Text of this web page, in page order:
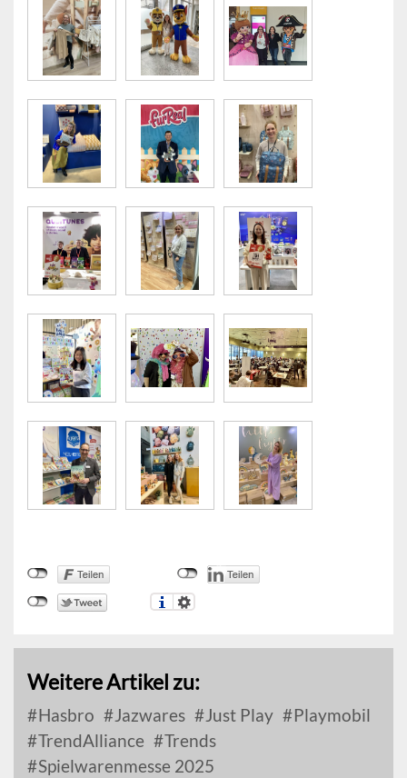
Weitere Artikel zu:
Hasbro Jazwares Just Play
Playmobil
TrendAlliance
Trends
Spielwarenmesse 2025